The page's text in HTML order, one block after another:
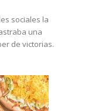
sociales la
una
de victorias.